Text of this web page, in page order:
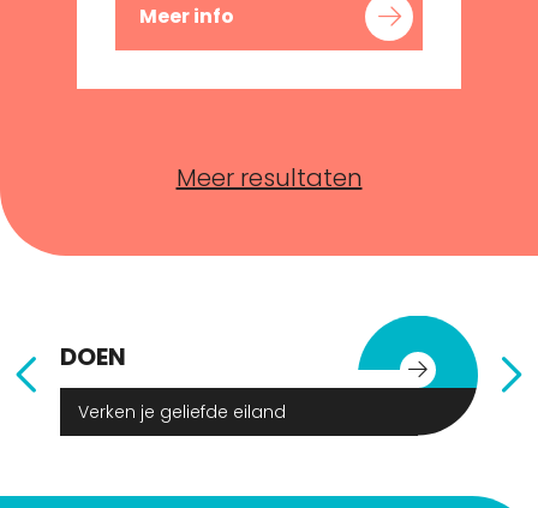
Meer info
Meer resultaten
DOEN
Verken je geliefde eiland